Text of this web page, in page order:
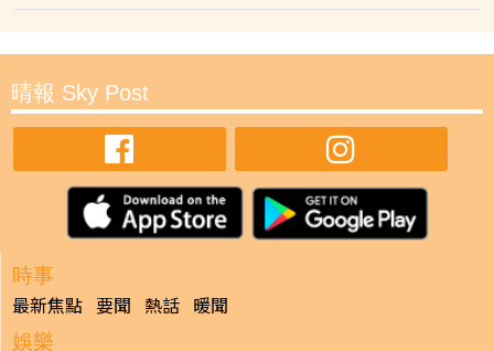
晴報 Sky Post
時事
最新焦點 要聞 熱話 暖聞
娛樂